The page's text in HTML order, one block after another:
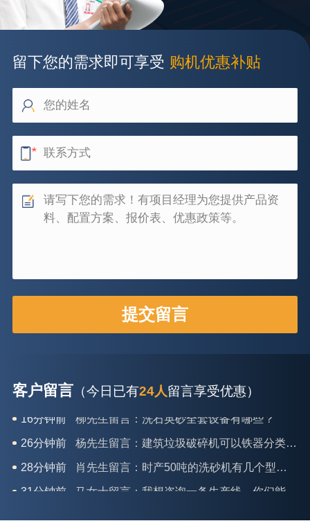
留下您的需求即可享受 购机优惠补贴
客户留言 （今日已有24人留言享受优惠）